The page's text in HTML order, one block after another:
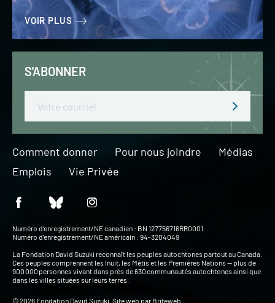
VOIR PLUS
S'ABONNER
Comment donner Pour nous joindre
Médias
Emplois
Vie Privée
Numéro d’enregistrement/NE canadien : BN 127756716RR0001
Numéro d’enregistrement/NE américain : 94-3204049
La Fondation David Suzuki reconnaît les peuples autochtones partout au Canada.
Ces peuples comprennent les Inuit, les Métis et les Premières Nations — plus de
900 000 personnes vivant dans près de 630 communautés autochtones ainsi que
dans les villes situées sur leurs terres.
© 2026 Fondation David Suzuki. Site web par Briteweb